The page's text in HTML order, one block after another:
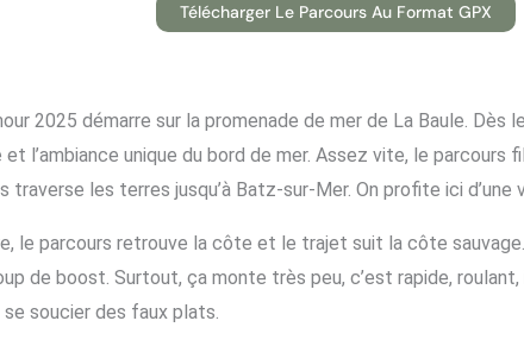
Télécharger Le Parcours Au Format GPX
2025 démarre sur la promenade de mer de La Baule. Dès
l’ambiance unique du bord de mer. Assez vite, le parcours
traverse les terres jusqu’à Batz-sur-Mer. On profite ici d’une
le parcours retrouve la côte et le trajet suit la côte
de boost. Surtout, ça monte très peu, c’est rapide,
soucier des faux plats.